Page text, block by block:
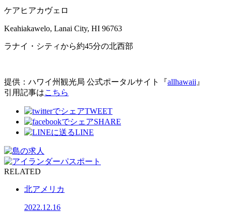
ケアヒアカヴェロ
Keahiakawelo, Lanai City, HI 96763
ラナイ・シティから約45分の北西部
提供：ハワイ州観光局 公式ポータルサイト『allhawaii 』
引用記事はこちら
TWEET
SHARE
LINE
RELATED
北アメリカ
2022.12.16